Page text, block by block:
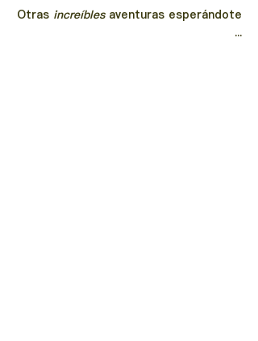
Otras increíblesaventuras esperándote
...